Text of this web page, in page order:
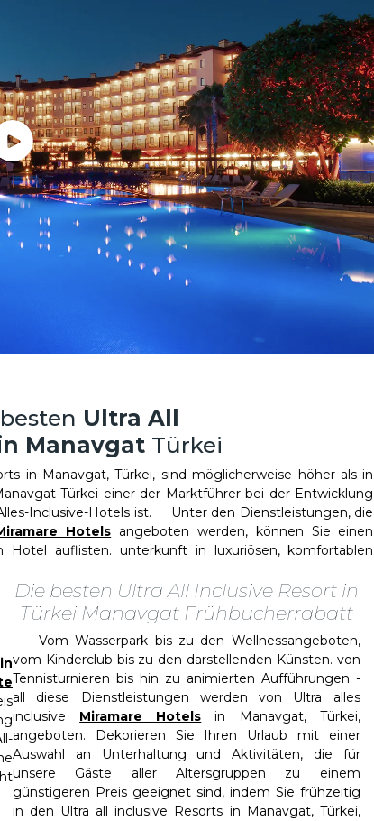
Ultra All
Manavgat Türkei
in Manavgat, Türkei, sind möglicherweise höher als in
Türkei einer der Marktführer bei der Entwicklung
Inclusive-Hotels ist. Unter den Dienstleistungen, die
Hotels angeboten werden, können Sie einen
Hotel auflisten. unterkunft in luxuriösen, komfortablen
Die besten Ultra All Inclusive Resort in
Türkei Manavgat Frühbucherrabatt
Vom Wasserpark bis zu den Wellnessangeboten,
vom Kinderclub bis zu den darstellenden Künsten. von
Tennisturnieren bis hin zu animierten Aufführungen -
all diese Dienstleistungen werden von Ultra alles
inclusive Miramare Hotels in Manavgat, Türkei,
angeboten. Dekorieren Sie Ihren Urlaub mit einer
Auswahl an Unterhaltung und Aktivitäten, die für
unsere Gäste aller Altersgruppen zu einem
günstigeren Preis geeignet sind, indem Sie frühzeitig
in den Ultra all inclusive Resorts in Manavgat, Türkei,